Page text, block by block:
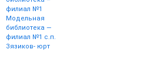
филиал №1
Модельная
библиотека —
филиал №1 с.п.
Зязиков- юрт